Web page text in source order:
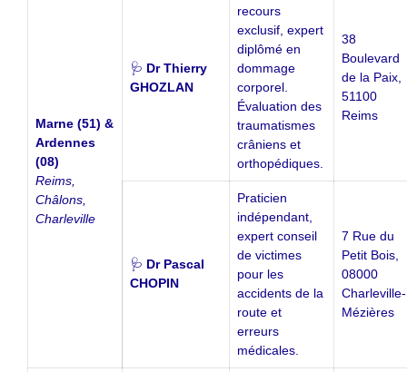
Marne (51) &
Ardennes
(08)
Reims,
Châlons,
Charleville
🩺 Dr Thierry
GHOZLAN
recours
exclusif, expert
diplômé en
dommage
corporel.
Évaluation des
traumatismes
crâniens et
orthopédiques.
38
Boulevard
de la Paix,
51100
Reims
🩺 Dr Pascal
CHOPIN
Praticien
indépendant,
expert conseil
de victimes
pour les
accidents de la
route et
erreurs
médicales.
7 Rue du
Petit Bois,
08000
Charleville-
Mézières